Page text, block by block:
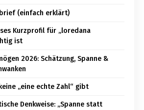
(einfach erklärt)
Kurzprofil für „loredana
ist
2026: Schätzung, Spanne &
„eine echte Zahl“ gibt
Denkweise: „Spanne statt